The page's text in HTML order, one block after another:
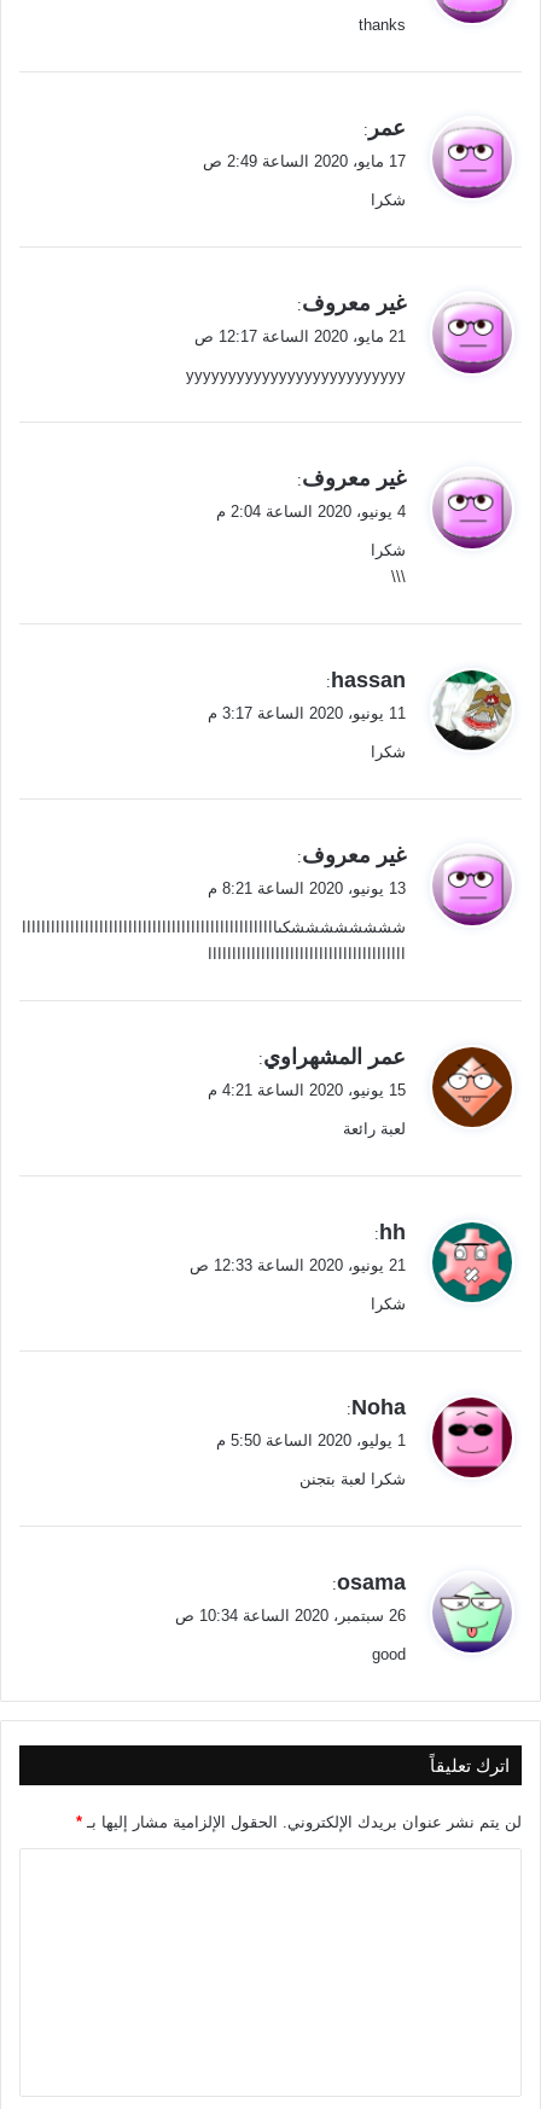
ل
thanks
ي
ق
ل
عمر :
17 مايو، 2020 الساعة 2:49 ص
شكرا
ي
ق
ل
غير معروف:
21 مايو، 2020 الساعة 12:17 ص
yyyyyyyyyyyyyyyyyyyyyyyyyy
ي
ق
ل
غير معروف:
4 يونيو، 2020 الساعة 2:04 م
شكرا
\\\
ي
ق
ل
hassan
:
11 يونيو، 2020 الساعة 3:17 م
شكرا
ي
ق
ل
غير معروف:
13 يونيو، 2020 الساعة 8:21 م
ششششششششكىااااااااااااااااااااااااااااااااااااااااااااااااااااا
ي
ق
ل
عمر المشهراوي:
15 يونيو، 2020 الساعة 4:21 م
لعبة رائعة
ي
ق
ل
hh
:
21 يونيو، 2020 الساعة 12:33 ص
شكرا
ي
ق
ل
Noha
:
1 يوليو، 2020 الساعة 5:50 م
شكرا لعبة بتجنن
ي
ق
ل
osama
:
26 سبتمبر، 2020 الساعة 10:34 ص
good
اترك تعليقاً
لن يتم نشر عنوان بريدك الإلكتروني. الحقول الإلزامية مشار إليها بـ *